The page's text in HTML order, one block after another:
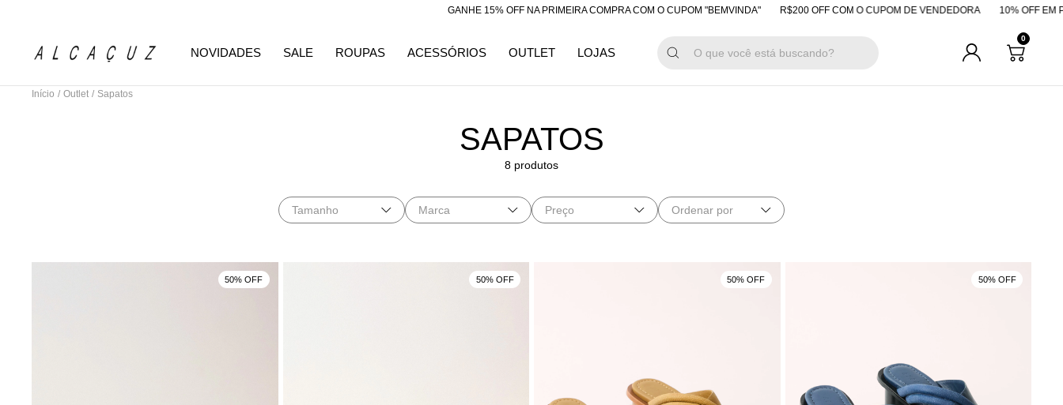
GANHE 15% OFF NA PRIMEIRA COMPRA COM O CUPOM "BEMVINDA" R$200 OFF COM O CUPOM DE VENDEDORA 10% OFF EM
NOVIDADES SALE ROUPAS ACESSÓRIOS OUTLET LOJAS
0
Início / Outlet / Sapatos
SAPATOS
8 produtos
Tamanho Marca Preço Ordenar por
50% OFF 50% OFF 50% OFF 50% OFF